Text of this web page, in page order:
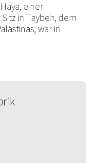
einer
in Taybeh, dem
war in